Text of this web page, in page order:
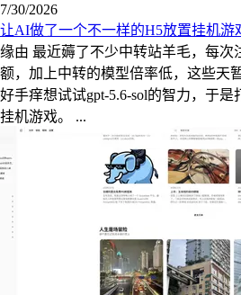
7/30/2026
让AI做了一个不一样的H5放置挂机游
缘由 最近薅了不少中转站羊毛，每次
额，加上中转的模型倍率低，这些天
好手痒想试试gpt-5.6-sol的智力，于
挂机游戏。 ...